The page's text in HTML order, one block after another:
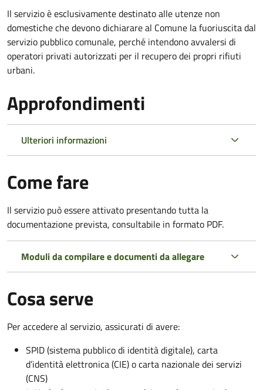
Il servizio è esclusivamente destinato alle utenze non
domestiche che devono dichiarare al Comune la fuoriuscita dal
servizio pubblico comunale, perché intendono avvalersi di
operatori privati autorizzati per il recupero dei propri rifiuti
urbani.
Approfondimenti
Ulteriori informazioni
Come fare
Il servizio può essere attivato presentando tutta la
documentazione prevista, consultabile in formato PDF.
Moduli da compilare e documenti da allegare
Cosa serve
Per accedere al servizio, assicurati di avere:
SPID (sistema pubblico di identità digitale), carta
d’identità elettronica (CIE) o carta nazionale dei servizi
(CNS)